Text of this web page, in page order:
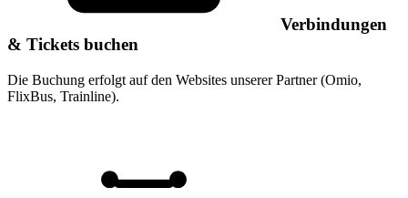
Verbindungen
& Tickets buchen
Die Buchung erfolgt auf den Websites unserer Partner (Omio,
FlixBus, Trainline).